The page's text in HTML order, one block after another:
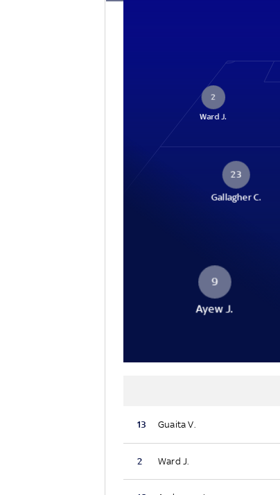
2
Ward J.
23
Gallagher C.
9
Ayew J.
13 Guaita V.
2 Ward J.